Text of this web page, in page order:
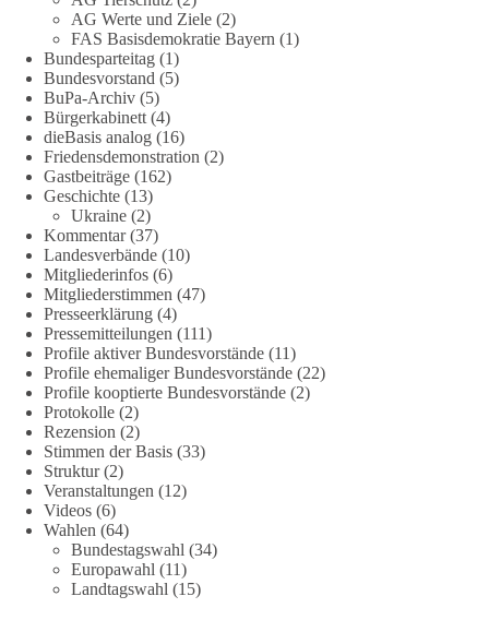
rand-paul-6b25da9f75a0becbaf2886ab22643e67
https://www.tichyseinblick.de/kolumnen/aus-aller-welt/usa-
tagebuch-fauci-corona-impfung/
#dieBasis #Corona #Aufarbeitung
#Vertrauen
36 60
DieBasis
2 Tage(n) zuvor
🕊 Wir wollen den Krieg mit Russland nicht!
Am 20. Juni 2026 fand in Berlin am Brandenburger Tor die
Demonstration mit dem Motto „Russland ist nicht unser
Feind“ statt.
Hier ein Auszug aus der Rede von der
Bundestagsabgeordneten Sevim Dağdelen (BSW).
„Wir müssen Nein sagen zu diesem stinkenden
Revanchismus!“
AG Werte und Ziele (2)
FAS Basisdemokratie Bayern (1)
Bundesparteitag (1)
Bundesvorstand (5)
BuPa-Archiv (5)
Bürgerkabinett (4)
dieBasis analog (16)
Friedensdemonstration (2)
Gastbeiträge (162)
Geschichte (13)
Ukraine (2)
Kommentar(37)
Landesverbände (10)
Mitgliederinfos (6)
Mitgliederstimmen (47)
Presseerklärung (4)
Pressemitteilungen (111)
Profile aktiver Bundesvorstände (11)
Profile ehemaliger Bundesvorstände (22)
Profile kooptierte Bundesvorstände (2)
Protokolle (2)
Rezension (2)
Stimmen der Basis (33)
Struktur(2)
Veranstaltungen (12)
Videos (6)
Wahlen (64)
Bundestagswahl (34)
Europawahl (11)
Landtagswahl (15)